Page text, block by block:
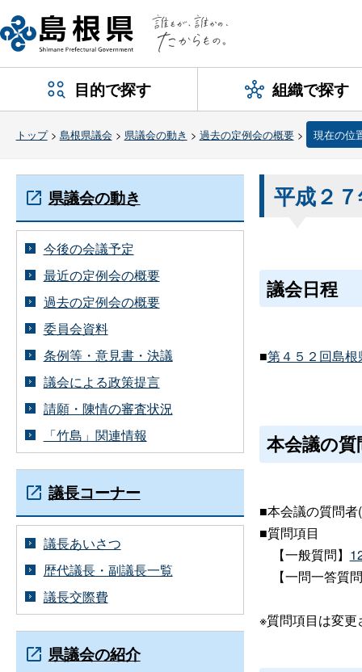
目的で探す 組織で探す
トップ> 島根県議会 > 県議会の動き > 過去の定例会の概要> 現在の位
平成２
議会日程
■第４５２回島
本会議の質
■本会議の質問者
■質問項目
【一般質問】
【一問一答質
※質問項目は変
県議会の動き
今後の会議予定
最近の定例会の概要
過去の定例会の概要
委員会資料
条例等・意見書・決議
議会による政策提言
請願・陳情の審査状況
「竹島」関連情報
議長コーナー
議長あいさつ
歴代議長・副議長一覧
議長交際費
県議会の紹介